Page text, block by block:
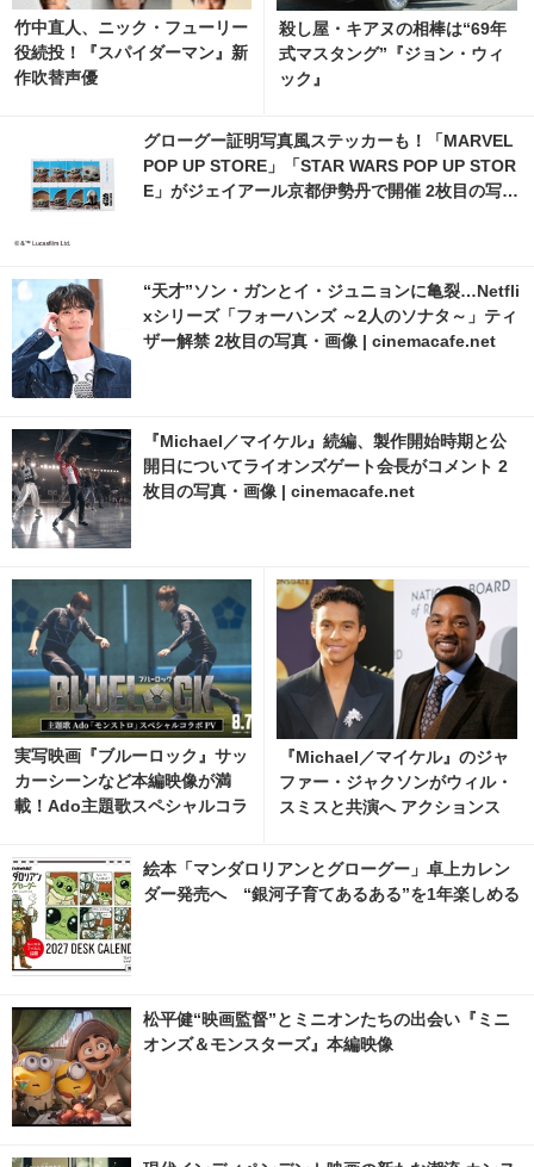
竹中直人、ニック・フューリー
役続投！『スパイダーマン』新
作吹替声優
殺し屋・キアヌの相棒は“69年
式マスタング”『ジョン・ウィ
ック』
グローグー証明写真風ステッカーも！「MARVEL
POP UP STORE」「STAR WARS POP UP STOR
E」がジェイアール京都伊勢丹で開催 2枚目の写
“天才”ソン・ガンとイ・ジュニョンに亀裂…Netfli
xシリーズ「フォーハンズ ～2人のソナタ～」ティ
ザー解禁 2枚目の写真・画像 | cinemacafe.net
『Michael／マイケル』続編、製作開始時期と公
開日についてライオンズゲート会長がコメント 2
枚目の写真・画像 | cinemacafe.net
実写映画『ブルーロック』サッ
カーシーンなど本編映像が満
載！Ado主題歌スペシャルコラ
『Michael／マイケル』のジャ
ファー・ジャクソンがウィル・
スミスと共演へ アクションス
絵本「マンダロリアンとグローグー」卓上カレン
ダー発売へ “銀河子育てあるある”を1年楽しめる
松平健“映画監督”とミニオンたちの出会い『ミニ
オンズ＆モンスターズ』本編映像